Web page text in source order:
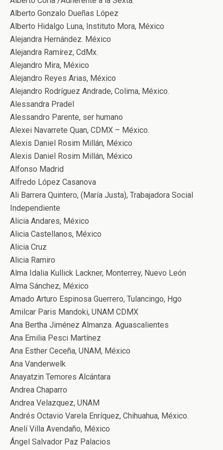
Alberto Gonzalo Dueñas López
Alberto Hidalgo Luna, Instituto Mora, México
Alejandra Hernández. México
Alejandra Ramírez, CdMx.
Alejandro Mira, México
Alejandro Reyes Arias, México
Alejandro Rodríguez Andrade, Colima, México.
Alessandra Pradel
Alessandro Parente, ser humano
Alexei Navarrete Quan, CDMX – México.
Alexis Daniel Rosim Millán, México
Alexis Daniel Rosim Millán, México
Alfonso Madrid
Alfredo López Casanova
Ali Barrera Quintero, (María Justa), Trabajadora Social
Independiente
Alicia Andares, México
Alicia Castellanos, México
Alicia Cruz
Alicia Ramiro
Alma Idalia Kullick Lackner, Monterrey, Nuevo León
Alma Sánchez, México
Amado Arturo Espinosa Guerrero, Tulancingo, Hgo
Amilcar Paris Mandoki, UNAM CDMX
Ana Bertha Jiménez Almanza. Aguascalientes
Ana Emilia Pesci Martínez
Ana Esther Ceceña, UNAM, México
Ana Vanderwelk
Anayatzin Temores Alcántara
Andrea Chaparro
Andrea Velazquez, UNAM
Andrés Octavio Varela Enríquez, Chihuahua, México.
Anelí Villa Avendaño, México
Ángel Salvador Paz Palacios